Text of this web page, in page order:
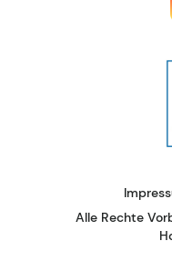
Alle Rechte